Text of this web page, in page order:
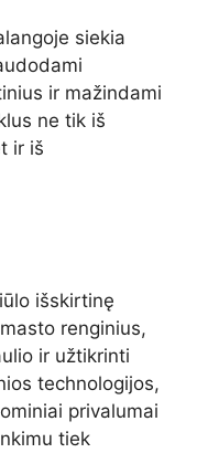
siekia
ir mažindami
ne tik iš
ir iš
išskirtinę
renginius,
ir užtikrinti
technologijos,
privalumai
tiek